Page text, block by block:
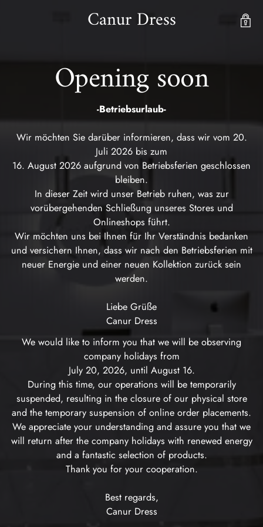
Canur Dress
Opening soon
-Betriebsurlaub-
Wir möchten Sie darüber informieren, dass wir vom 20.
Juli 2026 bis zum
16. August 2026 aufgrund von Betriebsferien geschlossen
bleiben.
In dieser Zeit wird unser Betrieb ruhen, was zur
vorübergehenden Schließung unseres Stores und
Onlineshops führt.
Wir möchten uns bei Ihnen für Ihr Verständnis bedanken
und versichern Ihnen, dass wir nach den Betriebsferien mit
neuer Energie und einer neuen Kollektion zurück sein
werden.
Liebe Grüße
Canur Dress
We would like to inform you that we will be observing
company holidays from
July 20, 2026, until August 16.
During this time, our operations will be temporarily
suspended, resulting in the closure of our physical store
and the temporary suspension of online order placements.
We appreciate your understanding and assure you that we
will return after the company holidays with renewed energy
and a fantastic selection of products.
Thank you for your cooperation.
Best regards,
Canur Dress